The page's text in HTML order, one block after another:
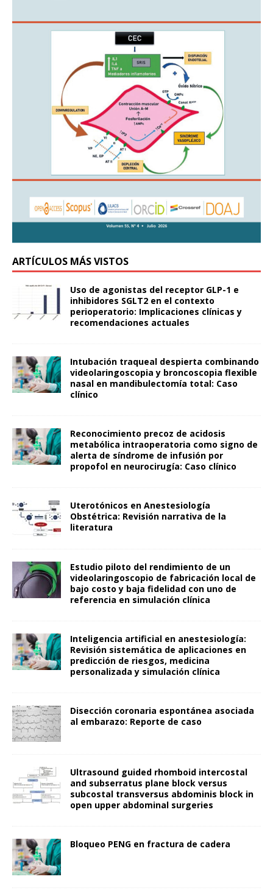
ARTÍCULOS MÁS VISTOS
Uso de agonistas del receptor GLP-1 e
inhibidores SGLT2 en el contexto
perioperatorio: Implicaciones clínicas y
recomendaciones actuales
Intubación traqueal despierta combinando
videolaringoscopia y broncoscopia flexible
nasal en mandibulectomía total: Caso
clínico
Reconocimiento precoz de acidosis
metabólica intraoperatoria como signo de
alerta de síndrome de infusión por
propofol en neurocirugía: Caso clínico
Uterotónicos en Anestesiología
Obstétrica: Revisión narrativa de la
literatura
Estudio piloto del rendimiento de un
videolaringoscopio de fabricación local de
bajo costo y baja fidelidad con uno de
referencia en simulación clínica
Inteligencia artificial en anestesiología:
Revisión sistemática de aplicaciones en
predicción de riesgos, medicina
personalizada y simulación clínica
Disección coronaria espontánea asociada
al embarazo: Reporte de caso
Ultrasound guided rhomboid intercostal
and subserratus plane block versus
subcostal transversus abdominis block in
open upper abdominal surgeries
Bloqueo PENG en fractura de cadera